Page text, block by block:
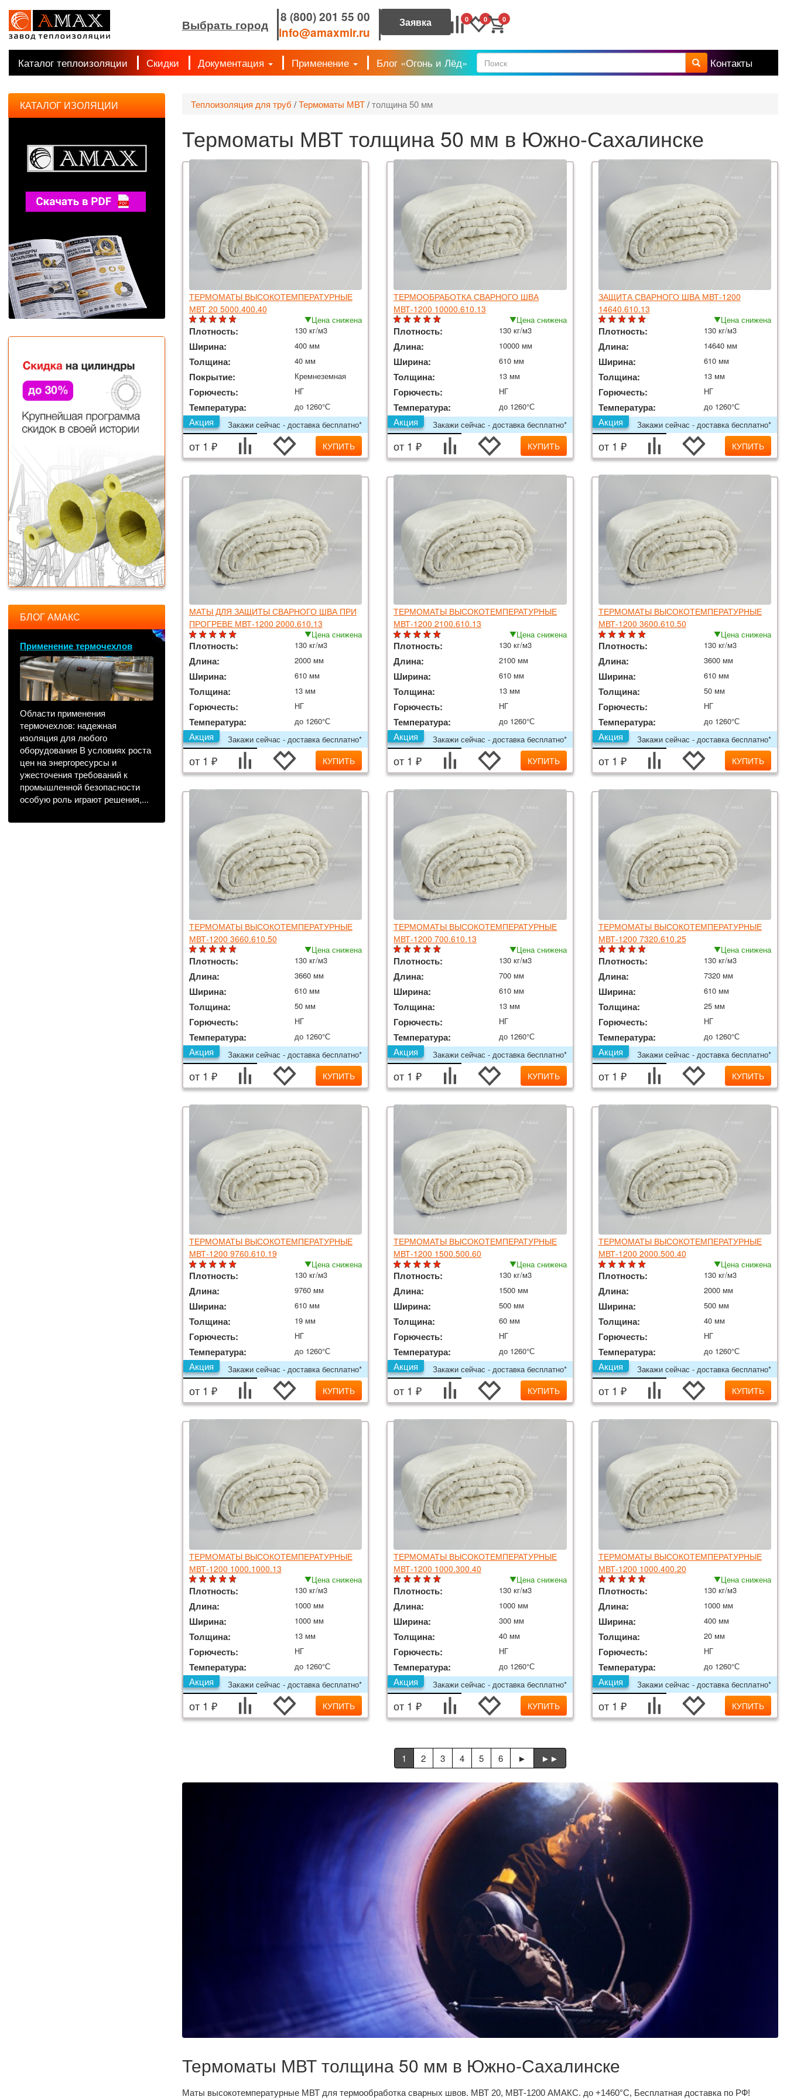
Выбрать город
8 (800) 201 55 00
info@amaxmir.ru
0 0 0
Каталог теплоизоляции Скидки Документация Применение Блог «Огонь и Лёд» Форма поиска Контакты
Теплоизоляция для труб /Термоматы МВТ/толщина 50 мм
Термоматы МВТ толщина 50 мм в Южно-Сахалинске
ТЕРМОМАТЫ ВЫСОКОТЕМПЕРАТУРНЫЕ
МВТ 20 5000.400.40
Цена снижена
Плотность: 130 кг/м3
Ширина: 400 мм
Толщина: 40 мм
Покрытие: Кремнеземная
Горючесть: НГ
Температура:
до 1260°С
Закажи сейчас - доставка бесплатно*
Акция
от 1 ₽ КУПИТЬ
ТЕРМООБРАБОТКА СВАРНОГО ШВА
МВТ-1200 10000.610.13
Цена снижена
Плотность: 130 кг/м3
Длина: 10000 мм
Ширина: 610 мм
Толщина: 13 мм
Горючесть: НГ
Температура:
до 1260°С
Закажи сейчас - доставка бесплатно*
Акция
от 1 ₽ КУПИТЬ
ЗАЩИТА СВАРНОГО ШВА МВТ-1200
14640.610.13
Цена снижена
Плотность: 130 кг/м3
Длина: 14640 мм
Ширина: 610 мм
Толщина: 13 мм
Горючесть: НГ
Температура:
до 1260°С
Закажи сейчас - доставка бесплатно*
Акция
от 1 ₽ КУПИТЬ
МАТЫ ДЛЯ ЗАЩИТЫ СВАРНОГО ШВА ПРИ
ПРОГРЕВЕ МВТ-1200 2000.610.13
Цена снижена
Плотность: 130 кг/м3
Длина: 2000 мм
Ширина: 610 мм
Толщина: 13 мм
Горючесть: НГ
Температура:
до 1260°С
Закажи сейчас - доставка бесплатно*
Акция
от 1 ₽ КУПИТЬ
ТЕРМОМАТЫ ВЫСОКОТЕМПЕРАТУРНЫЕ
МВТ-1200 2100.610.13
Цена снижена
Плотность: 130 кг/м3
Длина: 2100 мм
Ширина: 610 мм
Толщина: 13 мм
Горючесть: НГ
Температура:
до 1260°С
Закажи сейчас - доставка бесплатно*
Акция
от 1 ₽ КУПИТЬ
ТЕРМОМАТЫ ВЫСОКОТЕМПЕРАТУРНЫЕ
МВТ-1200 3600.610.50
Цена снижена
Плотность: 130 кг/м3
Длина: 3600 мм
Ширина: 610 мм
Толщина: 50 мм
Горючесть: НГ
Температура:
до 1260°С
Закажи сейчас - доставка бесплатно*
Акция
от 1 ₽ КУПИТЬ
ТЕРМОМАТЫ ВЫСОКОТЕМПЕРАТУРНЫЕ
МВТ-1200 3660.610.50
Цена снижена
Плотность: 130 кг/м3
Длина: 3660 мм
Ширина: 610 мм
Толщина: 50 мм
Горючесть: НГ
Температура:
до 1260°С
Закажи сейчас - доставка бесплатно*
Акция
от 1 ₽ КУПИТЬ
ТЕРМОМАТЫ ВЫСОКОТЕМПЕРАТУРНЫЕ
МВТ-1200 700.610.13
Цена снижена
Плотность: 130 кг/м3
Длина: 700 мм
Ширина: 610 мм
Толщина: 13 мм
Горючесть: НГ
Температура:
до 1260°С
Закажи сейчас - доставка бесплатно*
Акция
от 1 ₽ КУПИТЬ
ТЕРМОМАТЫ ВЫСОКОТЕМПЕРАТУРНЫЕ
МВТ-1200 7320.610.25
Цена снижена
Плотность: 130 кг/м3
Длина: 7320 мм
Ширина: 610 мм
Толщина: 25 мм
Горючесть: НГ
Температура:
до 1260°С
Закажи сейчас - доставка бесплатно*
Акция
от 1 ₽ КУПИТЬ
ТЕРМОМАТЫ ВЫСОКОТЕМПЕРАТУРНЫЕ
МВТ-1200 9760.610.19
Цена снижена
Плотность: 130 кг/м3
Длина: 9760 мм
Ширина: 610 мм
Толщина: 19 мм
Горючесть: НГ
Температура:
до 1260°С
Закажи сейчас - доставка бесплатно*
Акция
от 1 ₽ КУПИТЬ
ТЕРМОМАТЫ ВЫСОКОТЕМПЕРАТУРНЫЕ
МВТ-1200 1500.500.60
Цена снижена
Плотность: 130 кг/м3
Длина: 1500 мм
Ширина: 500 мм
Толщина: 60 мм
Горючесть: НГ
Температура:
до 1260°С
Закажи сейчас - доставка бесплатно*
Акция
от 1 ₽ КУПИТЬ
ТЕРМОМАТЫ ВЫСОКОТЕМПЕРАТУРНЫЕ
МВТ-1200 2000.500.40
Цена снижена
Плотность: 130 кг/м3
Длина: 2000 мм
Ширина: 500 мм
Толщина: 40 мм
Горючесть: НГ
Температура:
до 1260°С
Закажи сейчас - доставка бесплатно*
Акция
от 1 ₽ КУПИТЬ
ТЕРМОМАТЫ ВЫСОКОТЕМПЕРАТУРНЫЕ
МВТ-1200 1000.1000.13
Цена снижена
Плотность: 130 кг/м3
Длина: 1000 мм
Ширина: 1000 мм
Толщина: 13 мм
Горючесть: НГ
Температура:
до 1260°С
Закажи сейчас - доставка бесплатно*
Акция
от 1 ₽ КУПИТЬ
ТЕРМОМАТЫ ВЫСОКОТЕМПЕРАТУРНЫЕ
МВТ-1200 1000.300.40
Цена снижена
Плотность: 130 кг/м3
Длина: 1000 мм
Ширина: 300 мм
Толщина: 40 мм
Горючесть: НГ
Температура:
до 1260°С
Закажи сейчас - доставка бесплатно*
Акция
от 1 ₽ КУПИТЬ
ТЕРМОМАТЫ ВЫСОКОТЕМПЕРАТУРНЫЕ
МВТ-1200 1000.400.20
Цена снижена
Плотность: 130 кг/м3
Длина: 1000 мм
Ширина: 400 мм
Толщина: 20 мм
Горючесть: НГ
Температура:
до 1260°С
Закажи сейчас - доставка бесплатно*
Акция
от 1 ₽ КУПИТЬ
1 2 3 4 5 6 ► ►►
Термоматы МВТ толщина 50 мм в Южно-Сахалинске
Маты высокотемпературные МВТ для термообработка сварных швов. МВТ 20, МВТ-1200 АМАКС. до +1460°С, Бесплатная доставка по РФ!
КАТАЛОГ ИЗОЛЯЦИИ
БЛОГ АМАКС
Применение термочехлов
Области применения
термочехлов: надежная
изоляция для любого
оборудования В условиях роста
цен на энергоресурсы и
ужесточения требований к
промышленной безопасности
особую роль играют решения,...